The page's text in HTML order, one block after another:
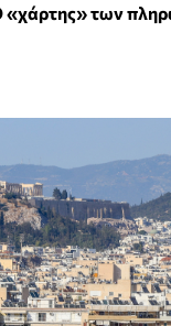
των